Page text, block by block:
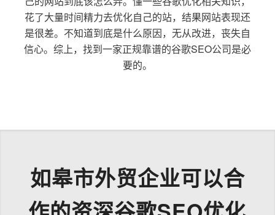
花了大量时间精力去优化自己的站，结果网站表现还
是很差。不知道到底是什么原因，无从改进，丧失自
信心。综上，找到一家正规靠谱的谷歌SEO公司是必
要的。
如皋市外贸企业可以合